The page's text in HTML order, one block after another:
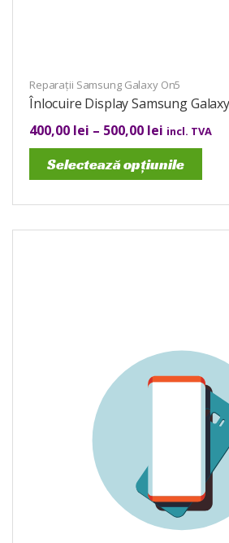
Reparații Samsung Galaxy On5
Înlocuire Display Samsung
400,00 lei – 500,00 lei incl. TVA
Selectează opțiunile